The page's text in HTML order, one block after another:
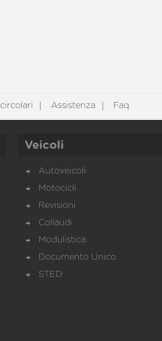
Assistenza Faq
Veicoli
Autoveicoli
Motocicli
Revisioni
Collaudi
Modulistica
Documento Unico
STED